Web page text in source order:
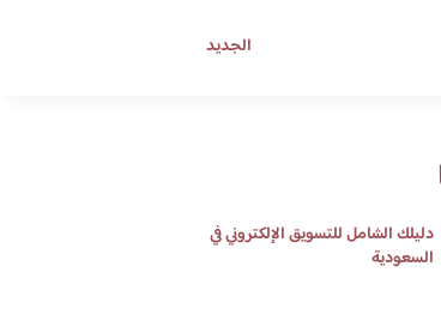
الجديد
دليلك الشامل للتسويق الإلكتروني في
السعودية